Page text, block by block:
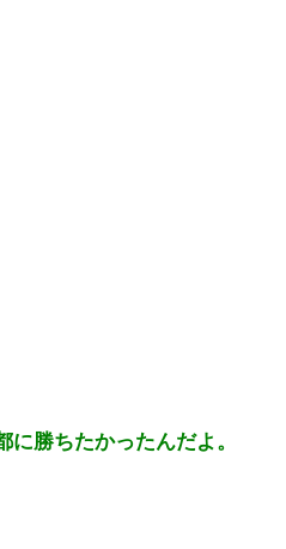
勝ちたかったんだよ。